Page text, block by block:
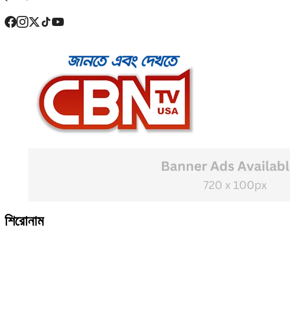
শিরোনাম